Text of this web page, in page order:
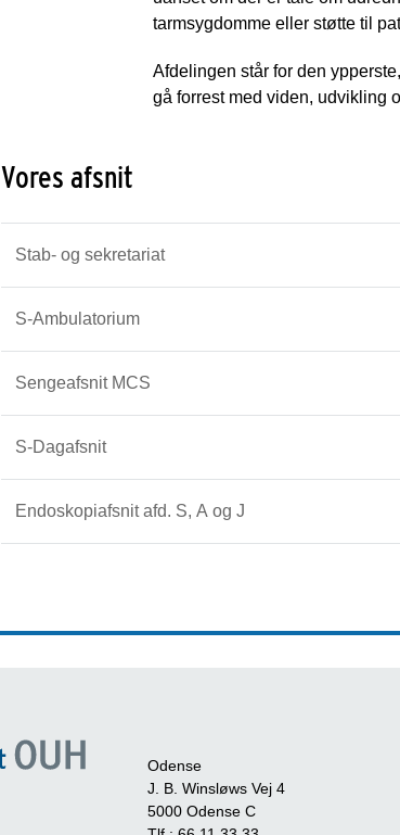
tarmsygdomme eller støtte til
Afdelingen står for den
gå forrest med viden, udvikling
Vores afsnit
Stab- og sekretariat
S-Ambulatorium
Sengeafsnit MCS
S-Dagafsnit
Endoskopiafsnit afd. S, A og J
Odense
J. B. Winsløws Vej 4
5000 Odense C